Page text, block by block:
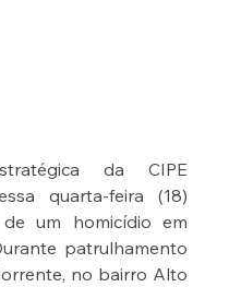
da CIPE
quarta-feira (18)
um homicídio em
patrulhamento
no bairro Alto